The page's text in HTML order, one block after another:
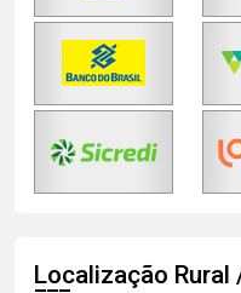
Localização Rural